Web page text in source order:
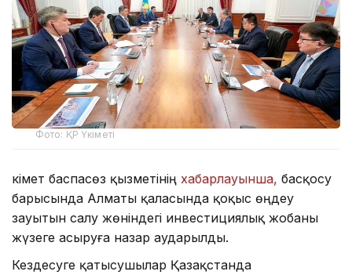
Фото: ҚР Үкіметі
Үкімет баспасөз қызметінің хабарлауынша, басқосу
барысында Алматы қаласында қоқыс өңдеу
зауытын салу жөніндегі инвестициялық жобаны
жүзеге асыруға назар аударылды.
Кездесуге қатысушылар Қазақстанда